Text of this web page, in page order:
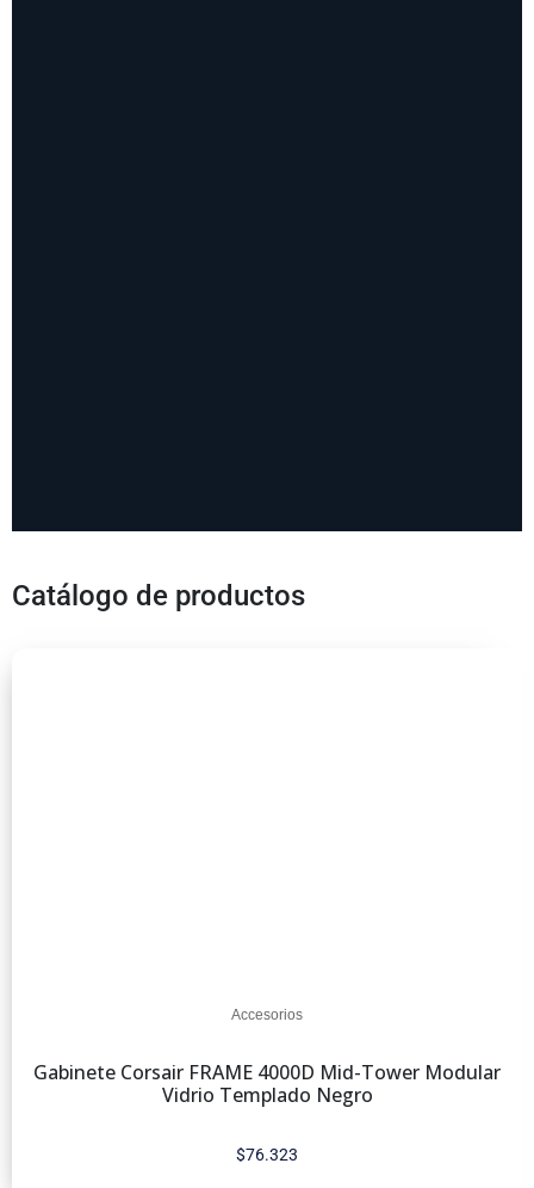
Catálogo de productos
Accesorios
Gabinete Corsair FRAME 4000D Mid-Tower Modular
Vidrio Templado Negro
$76.323